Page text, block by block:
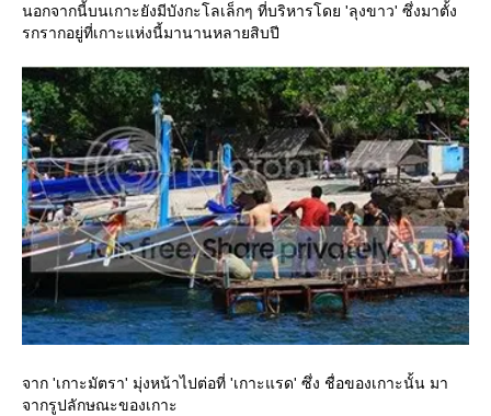
นอกจากนี้บนเกาะยังมีบังกะโลเล็กๆ ที่บริหารโดย 'ลุงขาว' ซึ่งมาตั้ง
รกรากอยู่ที่เกาะแห่งนี้มานานหลายสิบปี
จาก 'เกาะมัตรา' มุ่งหน้าไปต่อที่ 'เกาะแรด' ซึ่ง ชื่อของเกาะนั้น มา
จากรูปลักษณะของเกาะ